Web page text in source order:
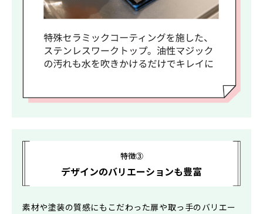
特徴③
デザインのバリエーションも豊富
素材や塗装の質感にもこだわった扉や取っ手のバリエー